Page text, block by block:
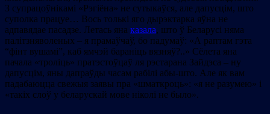
З супрацоўнікамі «Рэгіёна» не сутыкаўся, але дапусцім, што
суполка працуе… Вось толькі яго дырэктарка яўна не
адпавядае пасадзе. Летась яна казала, што ў Беларусі няма
палітзняволеных – я прамаўчаў, бо падумаў: «А раптам гэта
“фінт вушамі”, каб ямчэй бараніць вязняў?..» Сёлета яна
пачала «троліць» пратэстоўцаў ля рэстарана Зайдэса – ну
дапусцім, яны дапраўды часам рабілі абы-што. Але як вам
падабаюцца свежыя заявы пра «шматкроць»: «я не разумею» і
«такіх слоў у беларускай мове ніколі не было».